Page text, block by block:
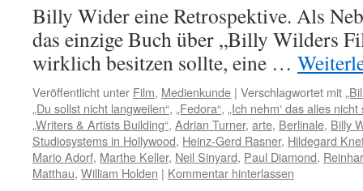
Billy Wider eine Retrospektive. Als
das einzige Buch über „Billy Wilders
wirklich besitzen sollte, eine …
Veröffentlicht unter Film, Medienkunde | Verschlagwortet mit
„Du sollst nicht langweilen“, „Fedora“, „Ich nehm‘ das alles
„Writers & Artists Building“, Adrian Turner, arte, Berlinale, Billy
Studiosystems in Hollywood, Heinz-Gerd Rasner, Hildegard
Mario Adorf, Marthe Keller, Neil Sinyard, Paul Diamond,
Matthau, William Holden | Kommentar hinterlassen